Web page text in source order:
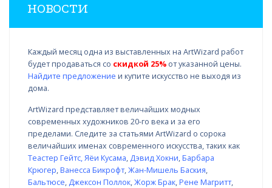
НОВОСТИ
Каждый месяц одна из выставленных на ArtWizard работ
будет продаваться со скидкой 25% от указанной цены.
Найдите предложение и купите искусство не выходя из
дома.
ArtWizard представляет величайших модных
современных художников 20-го века и за его
пределами. Следите за статьями ArtWizard о сорока
величайших именах современного искусства, таких как
Теастер Гейтс,Яёи Кусама, Дэвид Хокни,Барбара
Крюгер,Ванесса Бикрофт,Жан-Мишель Баския,
Бальтюсе, Джексон Поллок,Жорж Брак,Рене Магритт,